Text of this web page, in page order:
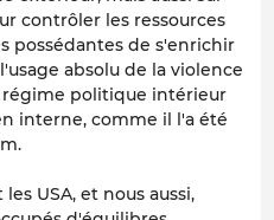
contrôler les ressources
possédantes de s'enrichir
absolu de la violence
régime politique intérieur
interne, comme il l'a été
USA, et nous aussi,